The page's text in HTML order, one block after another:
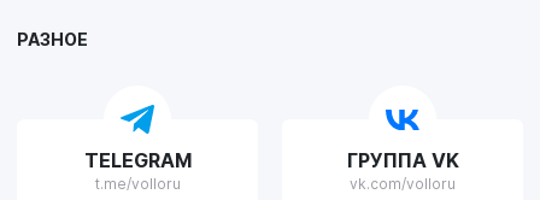
VOLLO Рязань
г. Рязань, улица Островского, д.109/2
Пн-Пт с 9:00 до 20:00, Сб-Вс выходной
РАЗНОЕ
TELEGRAM
t.me/volloru
ГРУППА VK
vk.com/volloru